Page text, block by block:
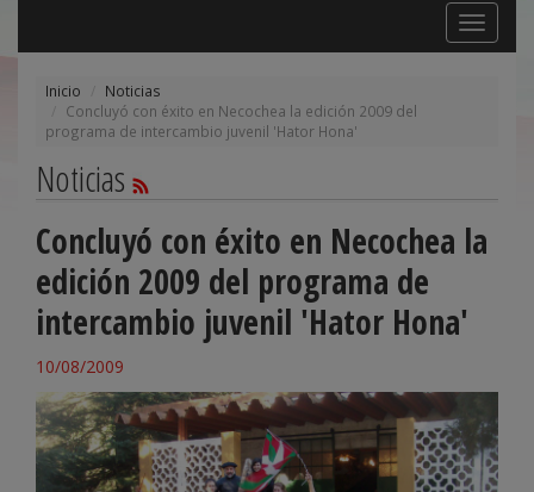
Toggle
navigation
Inicio
Noticias
Concluyó con éxito en Necochea la edición 2009 del
programa de intercambio juvenil 'Hator Hona'
Noticias
Concluyó con éxito en Necochea la
edición 2009 del programa de
intercambio juvenil 'Hator Hona'
10/08/2009